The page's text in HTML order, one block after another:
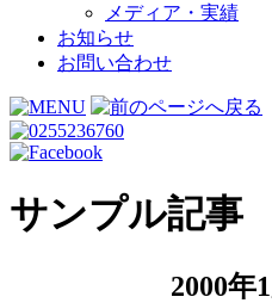
メディア・実績
お知らせ
お問い合わせ
サンプル記事
2000年